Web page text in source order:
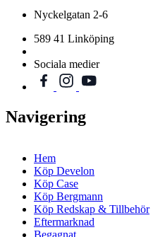
Nyckelgatan 2-6
589 41 Linköping
Sociala medier
Navigering
Hem
Köp Develon
Köp Case
Köp Bergmann
Köp Redskap & Tillbehör
Eftermarknad
Begagnat